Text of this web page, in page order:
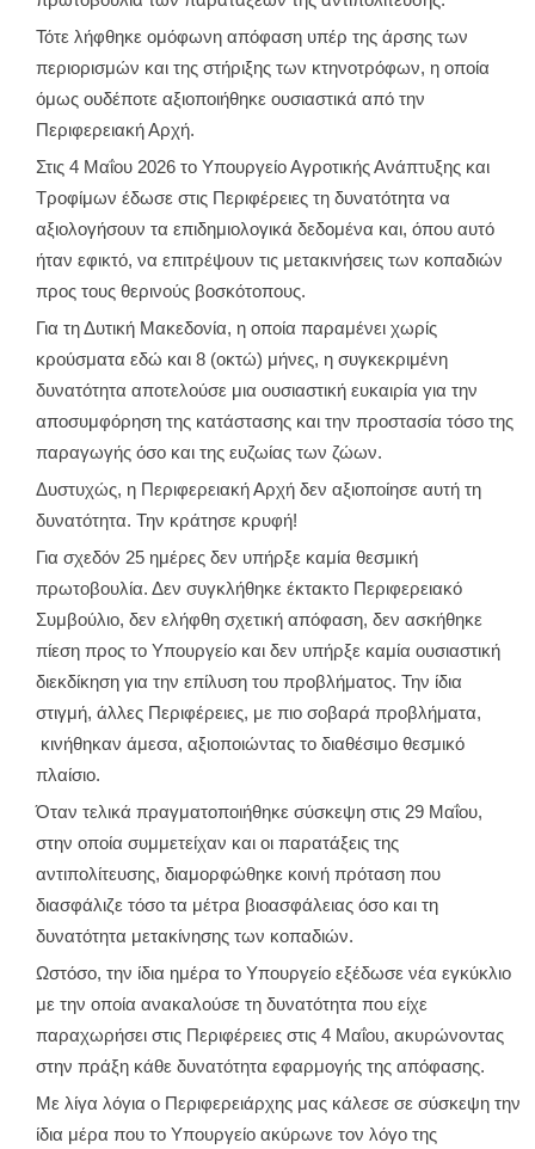
Τότε λήφθηκε ομόφωνη απόφαση υπέρ της άρσης των
περιορισμών και της στήριξης των κτηνοτρόφων, η οποία
όμως ουδέποτε αξιοποιήθηκε ουσιαστικά από την
Περιφερειακή Αρχή.
Στις 4 Μαΐου 2026 το Υπουργείο Αγροτικής Ανάπτυξης και
Τροφίμων έδωσε στις Περιφέρειες τη δυνατότητα να
αξιολογήσουν τα επιδημιολογικά δεδομένα και, όπου αυτό
ήταν εφικτό, να επιτρέψουν τις μετακινήσεις των κοπαδιών
προς τους θερινούς βοσκότοπους.
Για τη Δυτική Μακεδονία, η οποία παραμένει χωρίς
κρούσματα εδώ και 8 (οκτώ) μήνες, η συγκεκριμένη
δυνατότητα αποτελούσε μια ουσιαστική ευκαιρία για την
αποσυμφόρηση της κατάστασης και την προστασία τόσο της
παραγωγής όσο και της ευζωίας των ζώων.
Δυστυχώς, η Περιφερειακή Αρχή δεν αξιοποίησε αυτή τη
δυνατότητα. Την κράτησε κρυφή!
Για σχεδόν 25 ημέρες δεν υπήρξε καμία θεσμική
πρωτοβουλία. Δεν συγκλήθηκε έκτακτο Περιφερειακό
Συμβούλιο, δεν ελήφθη σχετική απόφαση, δεν ασκήθηκε
πίεση προς το Υπουργείο και δεν υπήρξε καμία ουσιαστική
διεκδίκηση για την επίλυση του προβλήματος. Την ίδια
στιγμή, άλλες Περιφέρειες, με πιο σοβαρά προβλήματα,
κινήθηκαν άμεσα, αξιοποιώντας το διαθέσιμο θεσμικό
πλαίσιο.
Όταν τελικά πραγματοποιήθηκε σύσκεψη στις 29 Μαΐου,
στην οποία συμμετείχαν και οι παρατάξεις της
αντιπολίτευσης, διαμορφώθηκε κοινή πρόταση που
διασφάλιζε τόσο τα μέτρα βιοασφάλειας όσο και τη
δυνατότητα μετακίνησης των κοπαδιών.
Ωστόσο, την ίδια ημέρα το Υπουργείο εξέδωσε νέα εγκύκλιο
με την οποία ανακαλούσε τη δυνατότητα που είχε
παραχωρήσει στις Περιφέρειες στις 4 Μαΐου, ακυρώνοντας
στην πράξη κάθε δυνατότητα εφαρμογής της απόφασης.
Με λίγα λόγια ο Περιφερειάρχης μας κάλεσε σε σύσκεψη την
ίδια μέρα που το Υπουργείο ακύρωνε τον λόγο της